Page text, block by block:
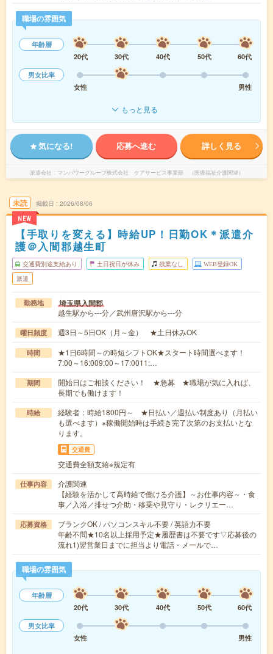
職場の雰囲気
年齢層
20代
30代 40代 50代
60代
男女比率
女性
男性
もっと見る
気になる! 応募へ進む 詳しく見る
派遣会社 マンパワーグループ株式会社 ケアサービス事業部 （医療福祉介護関連）
未読
NEW
掲載日 2026/08/06
【手取りを変える】時給UP！日勤OK＊派遣介
護＠入間郡越生町
交通費別途支給あり 土日祝日が休み 残業なし WEB登録OK
派遣
勤務地 埼玉県入間郡
越生駅から---分／武州唐沢駅から---分
曜日頻度 週3日～5日OK（月～金） ★土日休みOK
時間
★1日6時間～の時短シフトOK★スタート時間選べます！
7:00～16:009:00～17:0011:…
期間
開始日はご相談ください！ ★急募 ★職場が気に入れば、
長期でも働けます！
時給
経験者：時給1800円～ ★日払い／週払い制度あり（月払い
も選べます）※稼働開始時は手続き完了次第のお支払いとな
ります。
交通費
交通費全額支給※規定有
仕事内容
介護関連
【経験を活かして高時給で働ける介護】～お仕事内容～・食
事／入浴／排せつ介助・移乗や見守り・レクリエー…
応募資格
ブランクOK / パソコンスキル不要 / 英語力不要
年齢不問★10名以上採用予定★履歴書は不要です▽応募後の
流れ1)翌営業日までに担当より電話・メールで…
職場の雰囲気
年齢層
20代
30代 40代 50代
60代
男女比率
女性
男性